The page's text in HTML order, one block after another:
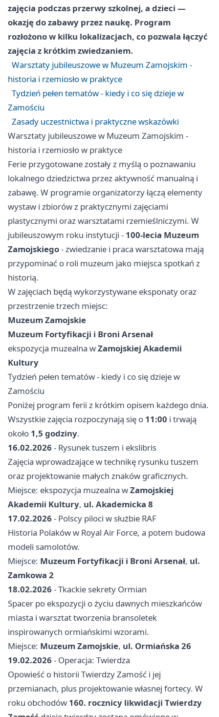
zajęcia podczas przerwy szkolnej, a dzieci —
okazję do zabawy przez naukę. Program
rozłożono w kilku lokalizacjach, co pozwala łączyć
zajęcia z krótkim zwiedzaniem.
Warsztaty jubileuszowe w Muzeum Zamojskim -
historia i rzemiosło w praktyce
Tydzień pełen tematów - kiedy i co się dzieje w
Zamościu
Zasady uczestnictwa i praktyczne wskazówki
Warsztaty jubileuszowe w Muzeum Zamojskim -
historia i rzemiosło w praktyce
Ferie przygotowane zostały z myślą o poznawaniu
lokalnego dziedzictwa przez aktywność manualną i
zabawę. W programie organizatorzy łączą elementy
wystaw i zbiorów z praktycznymi zajęciami
plastycznymi oraz warsztatami rzemieślniczymi. W
jubileuszowym roku instytucji - 100-lecia Muzeum
Zamojskiego- zwiedzanie i praca warsztatowa mają
przypominać o roli muzeum jako miejsca spotkań z
historią.
W zajęciach będą wykorzystywane eksponaty oraz
przestrzenie trzech miejsc:
Muzeum Zamojskie
Muzeum Fortyfikacji i Broni Arsenał
ekspozycja muzealna wZamojskiej Akademii
Kultury
Tydzień pełen tematów - kiedy i co się dzieje w
Zamościu
Poniżej program ferii z krótkim opisem każdego dnia.
Wszystkie zajęcia rozpoczynają się o 11:00 i trwają
około 1,5 godziny.
16.02.2026 - Rysunek tuszem i ekslibris
Zajęcia wprowadzające w technikę rysunku tuszem
oraz projektowanie małych znaków graficznych.
Miejsce: ekspozycja muzealna wZamojskiej
Akademii Kultury, ul. Akademicka 8
17.02.2026 - Polscy piloci w służbie RAF
Historia Polaków w Royal Air Force, a potem budowa
modeli samolotów.
Miejsce: Muzeum Fortyfikacji i Broni Arsenał, ul.
Zamkowa 2
18.02.2026 - Tkackie sekrety Ormian
Spacer po ekspozycji o życiu dawnych mieszkańców
miasta i warsztat tworzenia bransoletek
inspirowanych ormiańskimi wzorami.
Miejsce: Muzeum Zamojskie, ul. Ormiańska 26
19.02.2026 - Operacja: Twierdza
Opowieść o historii Twierdzy Zamość i jej
przemianach, plus projektowanie własnej fortecy. W
roku obchodów 160. rocznicy likwidacji Twierdzy